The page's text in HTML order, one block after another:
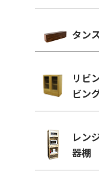
シンプルタイプ
ウォールナット
ホワイトオーク
ホワイトオーク
ホワイトアッシュ
ブラックチェ
ホワイトオーク
ホワイトアッ
リビングチェア
デスクチェア
ベンチ
ウォールナット
ブラックチェ
■幅160cm
幅160cm－奥
■幅180cm
幅180cm－奥
幅180cm－奥
■幅200cm
幅200cm－奥
タン
ローチェスト
幅100cm未満
幅150cm～
幅200cm以上
リビ
ビン
インページ
キャビネット
ウォールナット
レン
器棚